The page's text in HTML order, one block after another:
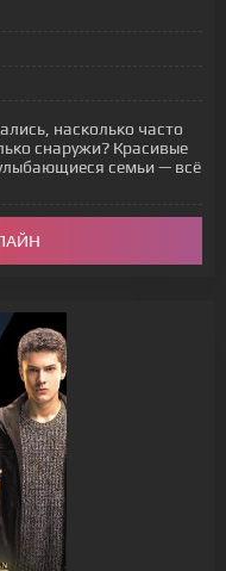
насколько часто
снаружи? Красивые
семьи — всё